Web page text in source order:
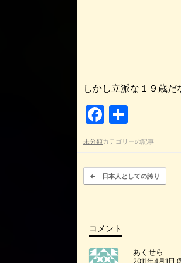
しかし立派な１９歳だ
F
a
c
e
b
o
k
有
未分類カテゴリーの記事
投稿ナビゲーション
← 日本人としての誇り
コメント
あくせら
2011年4月1日